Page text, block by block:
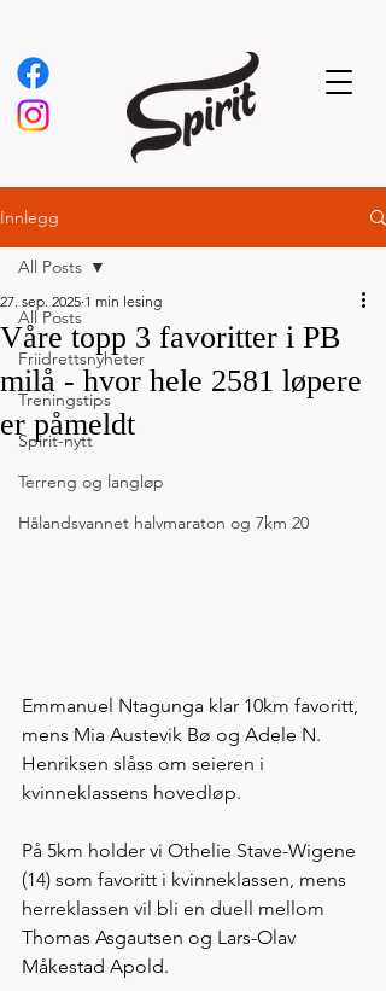
Innlegg
All Posts
Friidrettsnyheter
Treningstips
Spirit-nytt
Terreng og langløp
Hålandsvannet halvmaraton og 7km 20
All Posts
Våre topp 3 favoritter i PB
milå - hvor hele 2581 løpere
er påmeldt
27. sep. 2025 1 min lesing
Emmanuel Ntagunga klar 10km favoritt,
mens Mia Austevik Bø og Adele N.
Henriksen slåss om seieren i
kvinneklassens hovedløp.
På 5km holder vi Othelie Stave-Wigene
(14) som favoritt i kvinneklassen, mens
herreklassen vil bli en duell mellom
Thomas Asgautsen og Lars-Olav
Måkestad Apold.